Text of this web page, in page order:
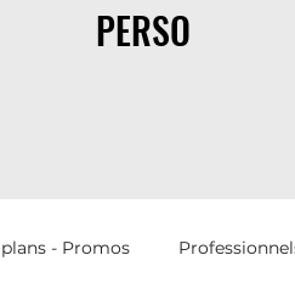
PERSO
- Promos